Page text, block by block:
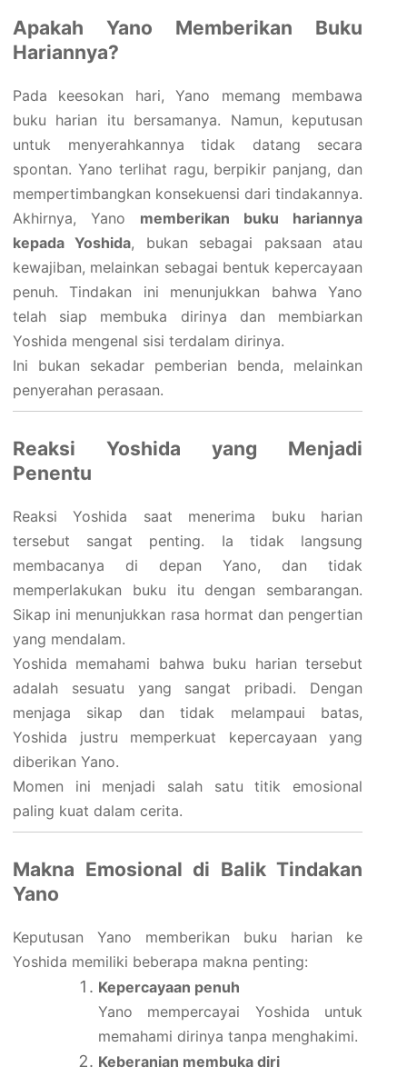
Apakah Yano Memberikan Buku
Hariannya?
Pada keesokan hari, Yano memang membawa
buku harian itu bersamanya. Namun, keputusan
untuk menyerahkannya tidak datang secara
spontan. Yano terlihat ragu, berpikir panjang, dan
mempertimbangkan konsekuensi dari tindakannya.
Akhirnya, Yano memberikan buku hariannya
kepada Yoshida, bukan sebagai paksaan atau
kewajiban, melainkan sebagai bentuk kepercayaan
penuh. Tindakan ini menunjukkan bahwa Yano
telah siap membuka dirinya dan membiarkan
Yoshida mengenal sisi terdalam dirinya.
Ini bukan sekadar pemberian benda, melainkan
penyerahan perasaan.
Reaksi Yoshida yang Menjadi
Penentu
Reaksi Yoshida saat menerima buku harian
tersebut sangat penting. Ia tidak langsung
membacanya di depan Yano, dan tidak
memperlakukan buku itu dengan sembarangan.
Sikap ini menunjukkan rasa hormat dan pengertian
yang mendalam.
Yoshida memahami bahwa buku harian tersebut
adalah sesuatu yang sangat pribadi. Dengan
menjaga sikap dan tidak melampaui batas,
Yoshida justru memperkuat kepercayaan yang
diberikan Yano.
Momen ini menjadi salah satu titik emosional
paling kuat dalam cerita.
Makna Emosional di Balik Tindakan
Yano
Keputusan Yano memberikan buku harian ke
Yoshida memiliki beberapa makna penting:
Kepercayaan penuh
Yano mempercayai Yoshida untuk
memahami dirinya tanpa menghakimi.
Keberanian membuka diri